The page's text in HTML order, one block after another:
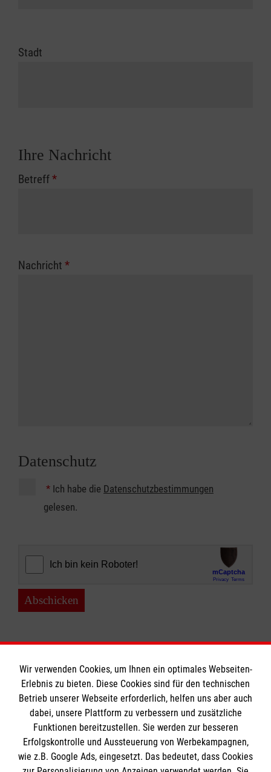
Stadt
Ihre Nachricht
Betreff*
Nachricht *
Datenschutz
* Ich habe die Datenschutzbestimmungen
gelesen.
Abschicken
Informationen
Impressum
Datenschutz
Die Malteser
Wir verwenden Cookies, um Ihnen ein optimales Webseiten-
Erlebnis zu bieten. Diese Cookies sind für den technischen
Betrieb unserer Webseite erforderlich, helfen uns aber auch
dabei, unsere Plattform zu verbessern und zusätzliche
Funktionen bereitzustellen. Sie werden zur besseren
Erfolgskontrolle und Aussteuerung von Werbekampagnen,
wie z.B. Google Ads, eingesetzt. Das bedeutet, dass Cookies